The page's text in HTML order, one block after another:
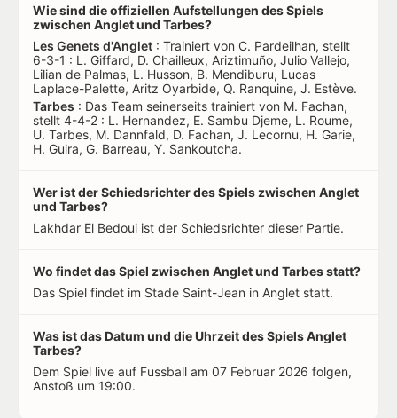
Wie sind die offiziellen Aufstellungen des Spiels
zwischen Anglet und Tarbes?
Les Genets d'Anglet : Trainiert von C. Pardeilhan, stellt
6-3-1 : L. Giffard, D. Chailleux, Ariztimuño, Julio Vallejo,
Lilian de Palmas, L. Husson, B. Mendiburu, Lucas
Laplace-Palette, Aritz Oyarbide, Q. Ranquine, J. Estève.
Tarbes : Das Team seinerseits trainiert von M. Fachan,
stellt 4-4-2 : L. Hernandez, E. Sambu Djeme, L. Roume,
U. Tarbes, M. Dannfald, D. Fachan, J. Lecornu, H. Garie,
H. Guira, G. Barreau, Y. Sankoutcha.
Wer ist der Schiedsrichter des Spiels zwischen Anglet
und Tarbes?
Lakhdar El Bedoui ist der Schiedsrichter dieser Partie.
Wo findet das Spiel zwischen Anglet und Tarbes statt?
Das Spiel findet im Stade Saint-Jean in Anglet statt.
Was ist das Datum und die Uhrzeit des Spiels Anglet
Tarbes?
Dem Spiel live auf Fussball am 07 Februar 2026 folgen,
Anstoß um 19:00.